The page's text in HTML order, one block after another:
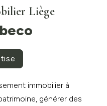
Liège
immobilier à
générer des